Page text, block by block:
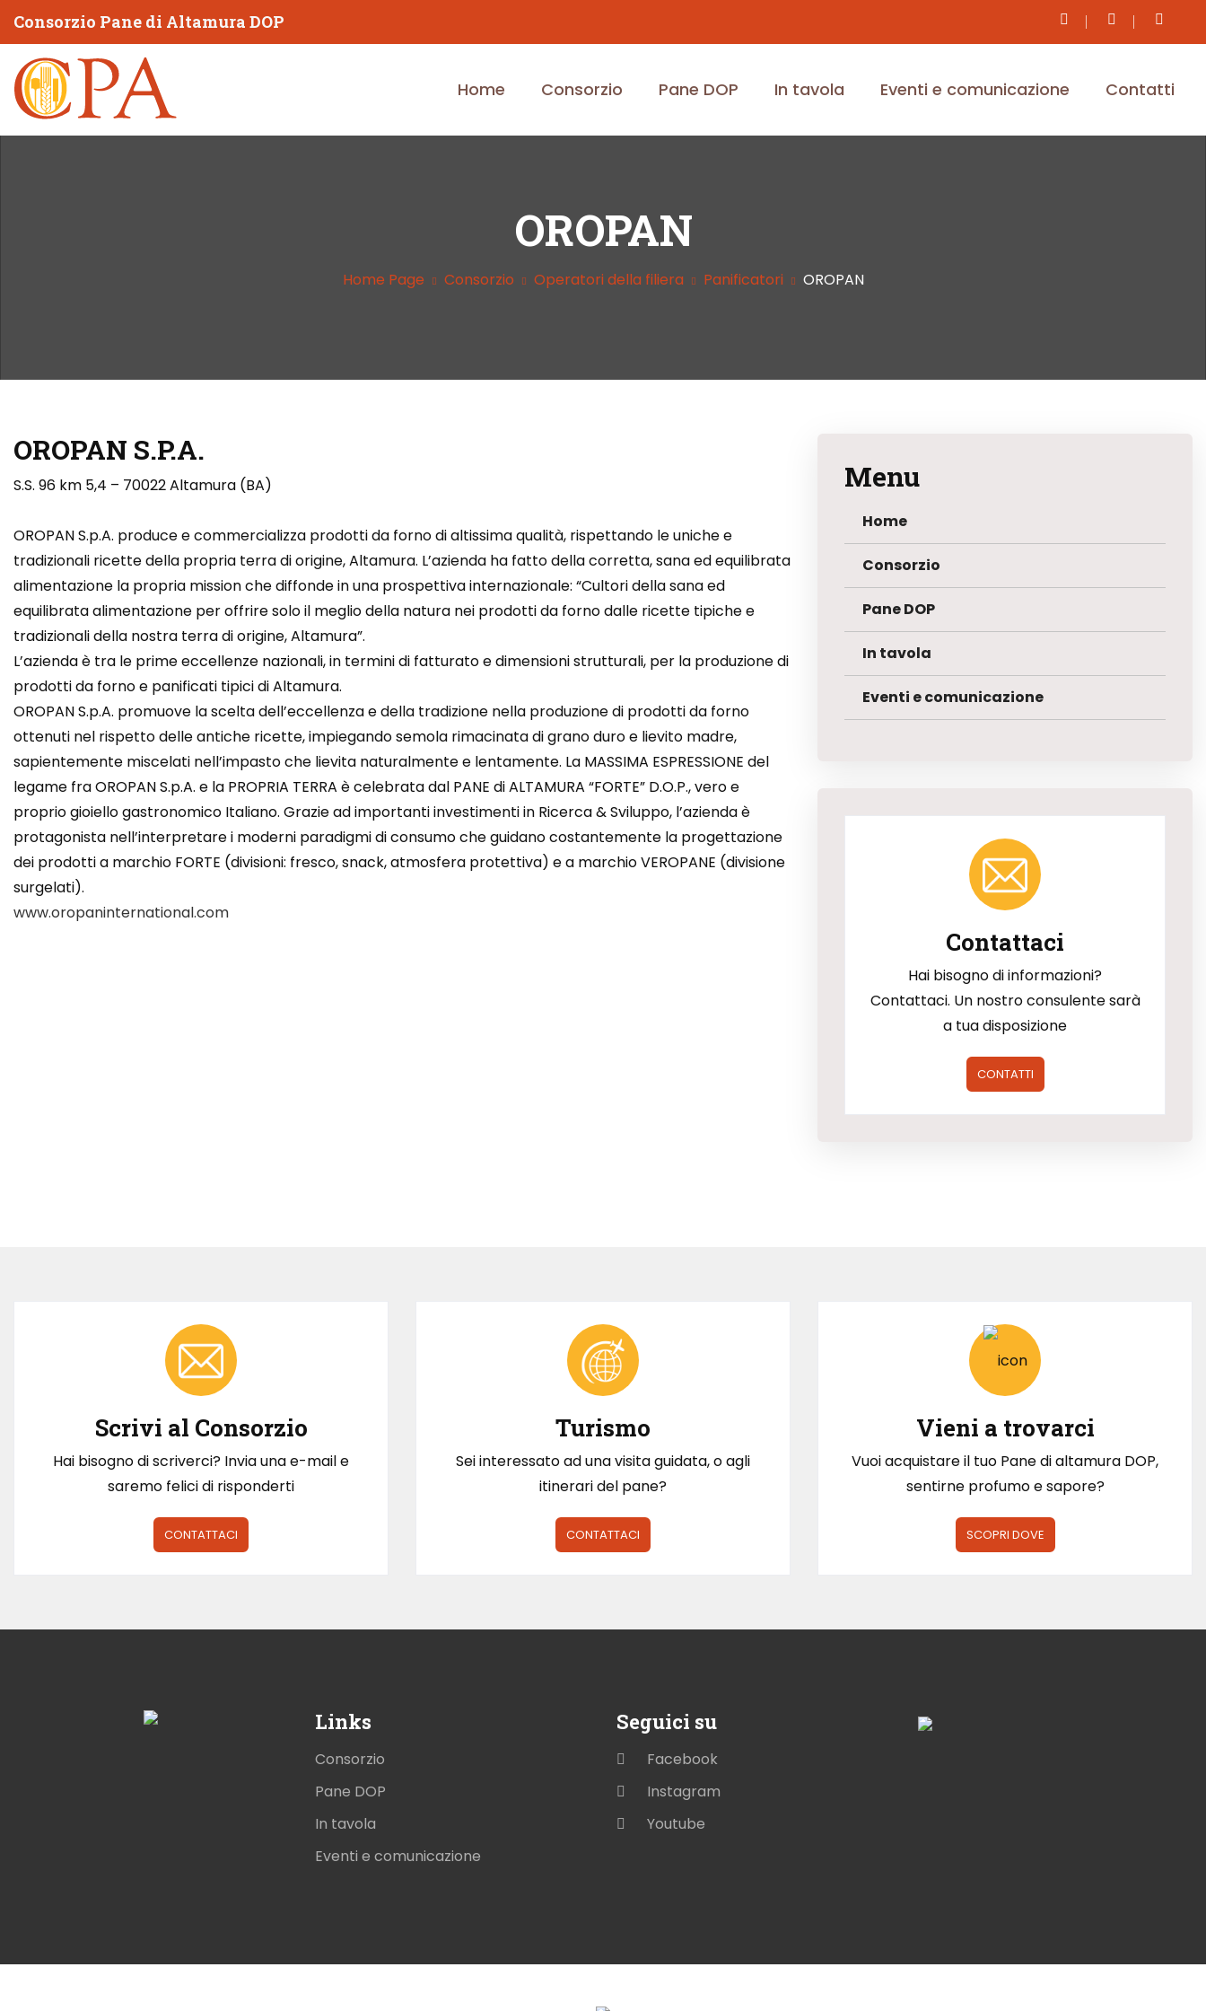
Consorzio Pane di Altamura DOP
Home Consorzio Pane DOP In tavola Eventi e comunicazione Contatti
OROPAN
Home Page Consorzio Operatori della filiera Panificatori OROPAN
OROPAN S.P.A.
S.S. 96 km 5,4 – 70022 Altamura (BA)
OROPAN S.p.A. produce e commercializza prodotti da forno di altissima qualità, rispettando le uniche e
tradizionali ricette della propria terra di origine, Altamura. L’azienda ha fatto della corretta, sana ed equilibrata
alimentazione la propria mission che diffonde in una prospettiva internazionale: “Cultori della sana ed
equilibrata alimentazione per offrire solo il meglio della natura nei prodotti da forno dalle ricette tipiche e
tradizionali della nostra terra di origine, Altamura”.
L’azienda è tra le prime eccellenze nazionali, in termini di fatturato e dimensioni strutturali, per la produzione di
prodotti da forno e panificati tipici di Altamura.
OROPAN S.p.A. promuove la scelta dell’eccellenza e della tradizione nella produzione di prodotti da forno
ottenuti nel rispetto delle antiche ricette, impiegando semola rimacinata di grano duro e lievito madre,
sapientemente miscelati nell’impasto che lievita naturalmente e lentamente. La MASSIMA ESPRESSIONE del
legame fra OROPAN S.p.A. e la PROPRIA TERRA è celebrata dal PANE di ALTAMURA “FORTE” D.O.P., vero e
proprio gioiello gastronomico Italiano. Grazie ad importanti investimenti in Ricerca & Sviluppo, l’azienda è
protagonista nell’interpretare i moderni paradigmi di consumo che guidano costantemente la progettazione
dei prodotti a marchio FORTE (divisioni: fresco, snack, atmosfera protettiva) e a marchio VEROPANE (divisione
surgelati).
www.oropaninternational.com
Menu
Home
Consorzio
Pane DOP
In tavola
Eventi e comunicazione
Contattaci
Hai bisogno di informazioni?
Contattaci. Un nostro consulente sarà
a tua disposizione
CONTATTI
Scrivi al Consorzio
Hai bisogno di scriverci? Invia una e-mail e
saremo felici di risponderti
CONTATTACI
Turismo
Sei interessato ad una visita guidata, o agli
itinerari del pane?
CONTATTACI
Vieni a trovarci
Vuoi acquistare il tuo Pane di altamura DOP,
sentirne profumo e sapore?
SCOPRI DOVE
Links
Consorzio
Pane DOP
In tavola
Eventi e comunicazione
Seguici su
Facebook
Instagram
Youtube